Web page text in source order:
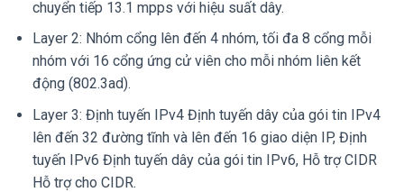
chuyển tiếp 13.1 mpps với hiệu suất dây.
Layer 2: Nhóm cổng lên đến 4 nhóm, tối đa 8 cổng mỗi
nhóm với 16 cổng ứng cử viên cho mỗi nhóm liên kết
động (802.3ad).
Layer 3: Định tuyến IPv4 Định tuyến dây của gói tin IPv4
lên đến 32 đường tĩnh và lên đến 16 giao diện IP, Định
tuyến IPv6 Định tuyến dây của gói tin IPv6, Hỗ trợ CIDR
Hỗ trợ cho CIDR.